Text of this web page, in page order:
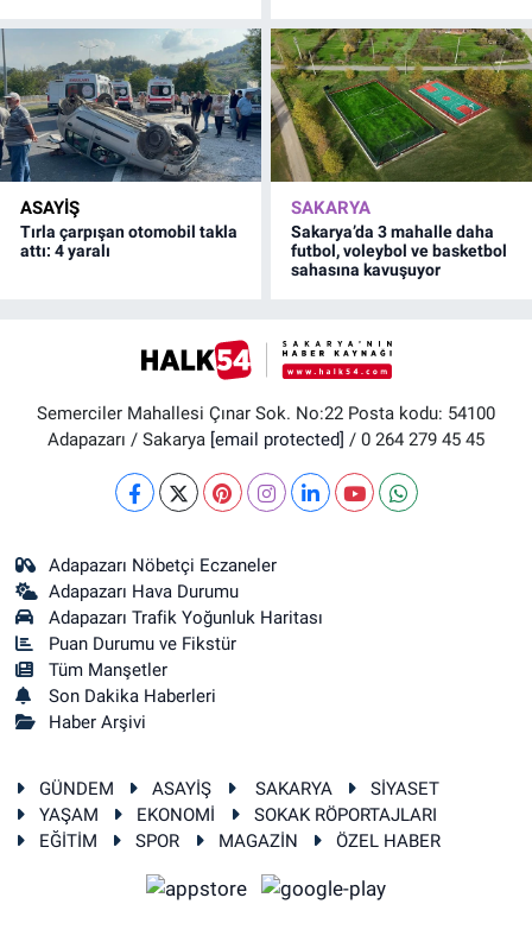
ASAYİŞ
Tırla çarpışan otomobil takla
attı: 4 yaralı
SAKARYA
Sakarya’da 3 mahalle daha
futbol, voleybol ve basketbol
sahasına kavuşuyor
Semerciler Mahallesi Çınar Sok. No:22 Posta kodu: 54100
Adapazarı / Sakarya [email protected] / 0 264 279 45 45
Adapazarı Nöbetçi Eczaneler
Adapazarı Hava Durumu
Adapazarı Trafik Yoğunluk Haritası
Puan Durumu ve Fikstür
Tüm Manşetler
Son Dakika Haberleri
Haber Arşivi
GÜNDEM ASAYİŞ SAKARYA
SİYASET
YAŞAM
EKONOMİ
SOKAK RÖPORTAJLARI
EĞİTİM
SPOR MAGAZİN ÖZEL HABER